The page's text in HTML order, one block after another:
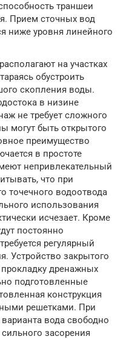
траншеи
Прием сточных вод
ниже уровня линейного
располагают на участках
обустроить
скопления воды.
в низине
не требует сложного
могут быть открытого
преимущество
в простоте
непривлекательный
что при
точечного водоотвода
использования
исчезает. Кроме
постоянно
регулярный
Устройство закрытого
дренажных
подготовленные
конструкция
решетками. При
вода свободно
засорения